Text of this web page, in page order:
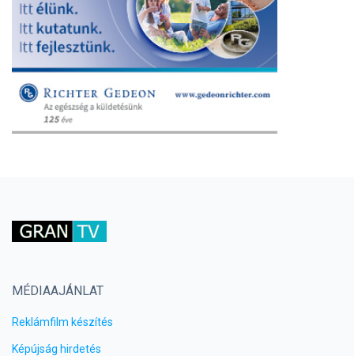
MÉDIAAJÁNLAT
Reklámfilm készítés
Képújság hirdetés